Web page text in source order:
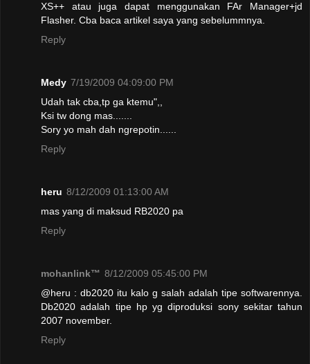
XS++ atau juga dapat menggunakan FAr Manager+jd
Flasher. Cba baca artikel saya yang sebelummnya.
Reply
Medy 7/19/2009 04:09:00 PM
Udah tak cba,tp ga ktemu",,
Ksi tw dong mas.......
Sory yo mah dah ngrepotin......
Reply
heru 8/12/2009 01:13:00 AM
mas yang di maksud RB2020 pa
Reply
mohanlink™ 8/12/2009 05:45:00 PM
@heru : db2020 itu kalo g salah adalah tipe softwarennya.
Db2020 adalah tipe hp yg diproduksi sony sekitar tahun
2007 november.
Reply